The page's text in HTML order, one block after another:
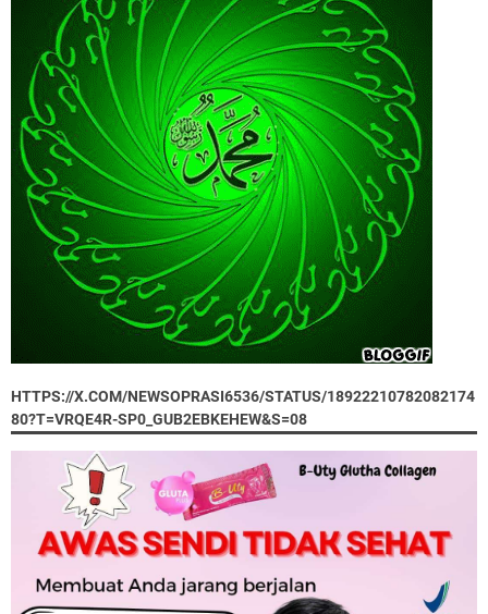
HTTPS://X.COM/NEWSOPRASI6536/STATUS/18922210782082174
80?T=VRQE4R-SP0_GUB2EBKEHEW&S=08